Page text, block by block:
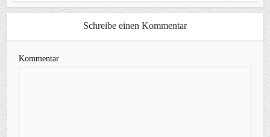
Schreibe einen Kommentar
Kommentar